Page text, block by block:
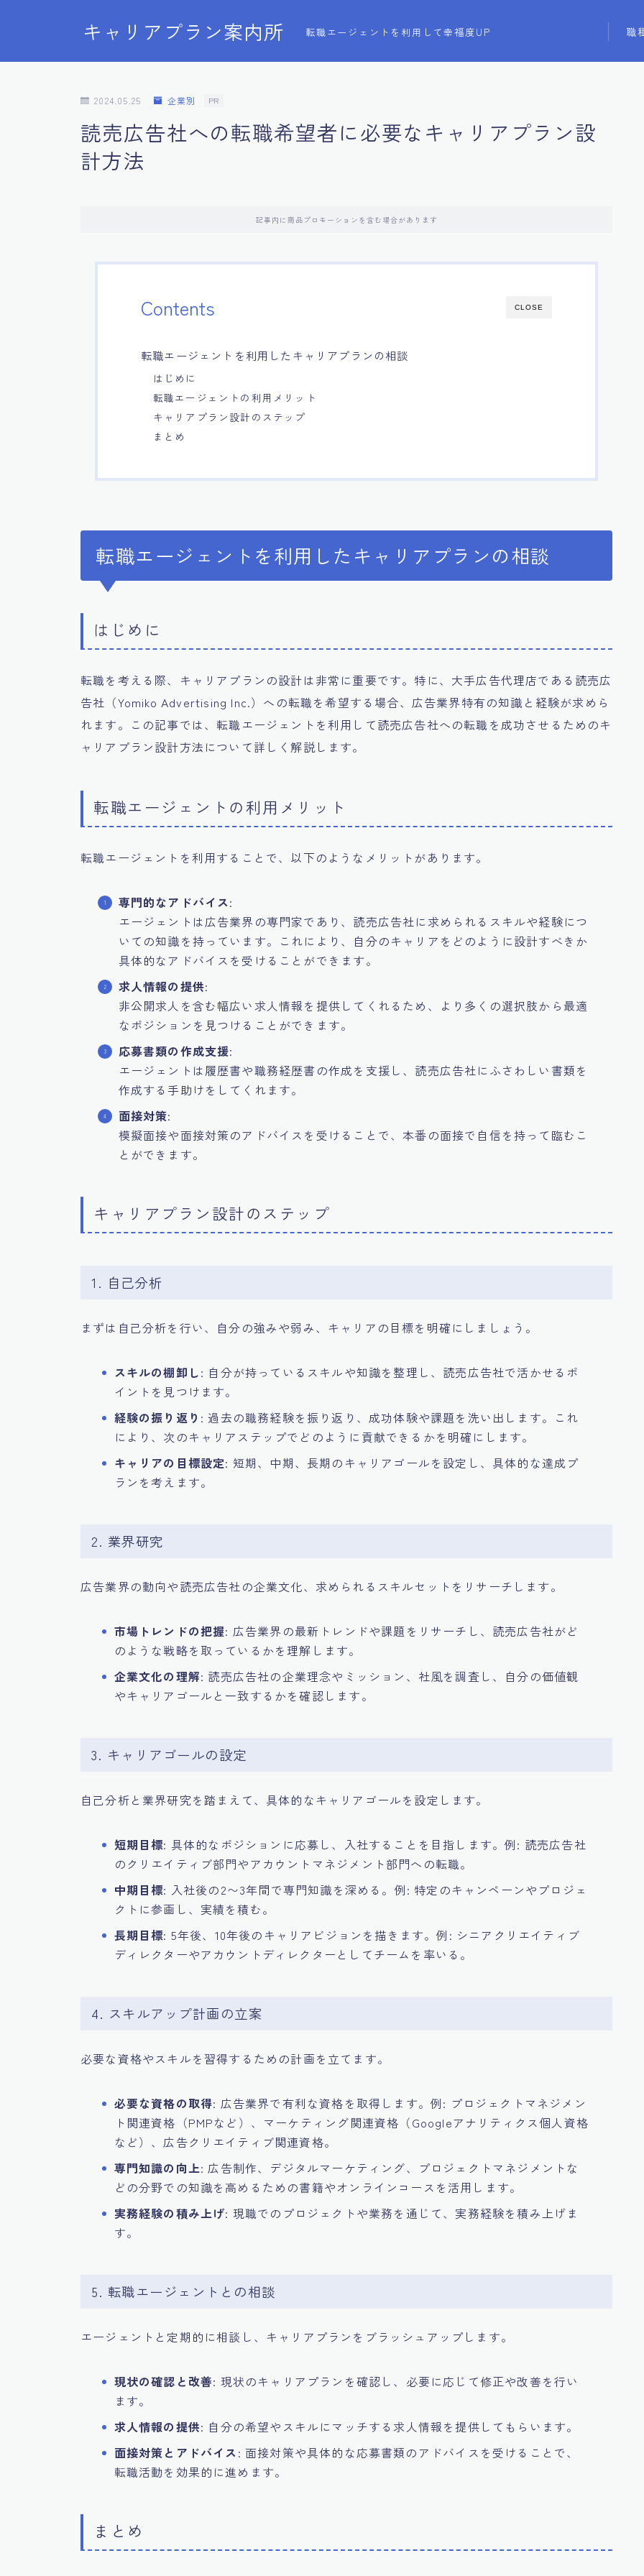
キャリアプラン案内所 転職エージェントを利用して幸福度UP 職
2024.05.25 企業別 PR
読売広告社への転職希望者に必要なキャリアプラン設
計方法
記事内に商品プロモーションを含む場合があります
CLOSE
Contents
転職エージェントを利用したキャリアプランの相談
はじめに
転職エージェントの利用メリット
キャリアプラン設計のステップ
まとめ
転職エージェントを利用したキャリアプランの相談
はじめに
転職を考える際、キャリアプランの設計は非常に重要です。特に、大手広告代理店である読売広
告社（Yomiko Advertising Inc.）への転職を希望する場合、広告業界特有の知識と経験が求めら
れます。この記事では、転職エージェントを利用して読売広告社への転職を成功させるためのキ
ャリアプラン設計方法について詳しく解説します。
転職エージェントの利用メリット
転職エージェントを利用することで、以下のようなメリットがあります。
専門的なアドバイス:
エージェントは広告業界の専門家であり、読売広告社に求められるスキルや経験につ
いての知識を持っています。これにより、自分のキャリアをどのように設計すべきか
具体的なアドバイスを受けることができます。
求人情報の提供:
非公開求人を含む幅広い求人情報を提供してくれるため、より多くの選択肢から最適
なポジションを見つけることができます。
応募書類の作成支援:
エージェントは履歴書や職務経歴書の作成を支援し、読売広告社にふさわしい書類を
作成する手助けをしてくれます。
面接対策:
模擬面接や面接対策のアドバイスを受けることで、本番の面接で自信を持って臨むこ
とができます。
キャリアプラン設計のステップ
1. 自己分析
まずは自己分析を行い、自分の強みや弱み、キャリアの目標を明確にしましょう。
スキルの棚卸し: 自分が持っているスキルや知識を整理し、読売広告社で活かせるポ
イントを見つけます。
経験の振り返り : 過去の職務経験を振り返り、成功体験や課題を洗い出します。これ
により、次のキャリアステップでどのように貢献できるかを明確にします。
キャリアの目標設定: 短期、中期、長期のキャリアゴールを設定し、具体的な達成プ
ランを考えます。
2. 業界研究
広告業界の動向や読売広告社の企業文化、求められるスキルセットをリサーチします。
市場トレンドの把握: 広告業界の最新トレンドや課題をリサーチし、読売広告社がど
のような戦略を取っているかを理解します。
企業文化の理解: 読売広告社の企業理念やミッション、社風を調査し、自分の価値観
やキャリアゴールと一致するかを確認します。
3. キャリアゴールの設定
自己分析と業界研究を踏まえて、具体的なキャリアゴールを設定します。
短期目標: 具体的なポジションに応募し、入社することを目指します。例: 読売広告社
のクリエイティブ部門やアカウントマネジメント部門への転職。
中期目標: 入社後の2〜3年間で専門知識を深める。例: 特定のキャンペーンやプロジェ
クトに参画し、実績を積む。
長期目標: 5年後、10年後のキャリアビジョンを描きます。例: シニアクリエイティブ
ディレクターやアカウントディレクターとしてチームを率いる。
4. スキルアップ計画の立案
必要な資格やスキルを習得するための計画を立てます。
必要な資格の取得: 広告業界で有利な資格を取得します。例: プロジェクトマネジメン
ト関連資格（PMPなど）、マーケティング関連資格（Googleアナリティクス個人資格
など）、広告クリエイティブ関連資格。
専門知識の向上: 広告制作、デジタルマーケティング、プロジェクトマネジメントな
どの分野での知識を高めるための書籍やオンラインコースを活用します。
実務経験の積み上げ: 現職でのプロジェクトや業務を通じて、実務経験を積み上げま
す。
5. 転職エージェントとの相談
エージェントと定期的に相談し、キャリアプランをブラッシュアップします。
現状の確認と改善: 現状のキャリアプランを確認し、必要に応じて修正や改善を行い
ます。
求人情報の提供: 自分の希望やスキルにマッチする求人情報を提供してもらいます。
面接対策とアドバイス: 面接対策や具体的な応募書類のアドバイスを受けることで、
転職活動を効果的に進めます。
まとめ